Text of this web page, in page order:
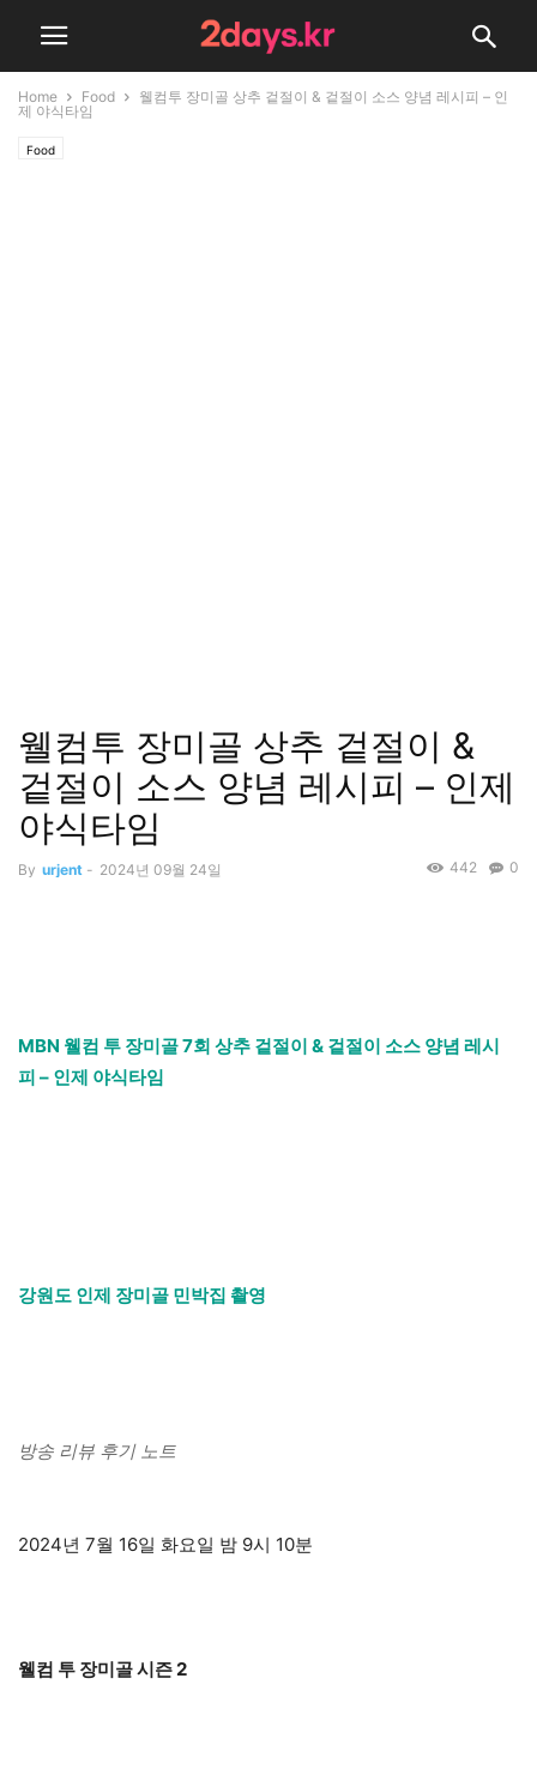
Home Food
웰컴투 장미골 상추 겉절이 & 겉절이 소스 양념 레시피 – 인
제 야식타임
Food
웰컴투 장미골 상추 겉절이 &
겉절이 소스 양념 레시피 – 인제
야식타임
By urjent - 2024년 09월 24일 0
442
MBN 웰컴 투 장미골 7회 상추 겉절이 & 겉절이 소스 양념 레시
피 – 인제 야식타임
강원도 인제 장미골 민박집 촬영
방송 리뷰 후기 노트
2024년 7월 16일 화요일 밤 9시 10분
웰컴 투 장미골 시즌 2